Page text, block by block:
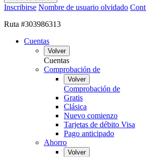
Inscribirse Nombre de usuario olvidado
Ruta #303986313
Cuentas
Volver
Cuentas
Comprobación de
Volver
Comprobación de
Gratis
Clásica
Nuevo comienzo
Tarjetas de débito Visa
Pago anticipado
Ahorro
Volver